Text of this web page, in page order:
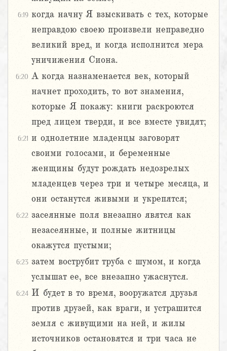
6:19 когда начну Я взыскивать с тех, которые
неправдою своею произвели неправедно
великий вред, и когда исполнится мера
уничижения Сиона.
6:20 А когда назнаменается век, который
начнет проходить, то вот знамения,
которые Я покажу: книги раскроются
пред лицем тверди, и все вместе увидят;
6:21 и однолетние младенцы заговорят
своими голосами, и беременные
женщины будут рождать недозрелых
младенцев через три и четыре месяца, и
они останутся живыми и укрепятся;
6:22 засеянные поля внезапно явятся как
незасеянные, и полные житницы
окажутся пустыми;
6:23 затем вострубит труба с шумом, и когда
услышат ее, все внезапно ужаснутся.
6:24 И будет в то время, вооружатся друзья
против друзей, как враги, и устрашится
земля с живущими на ней, и жилы
источников остановятся и три часа не